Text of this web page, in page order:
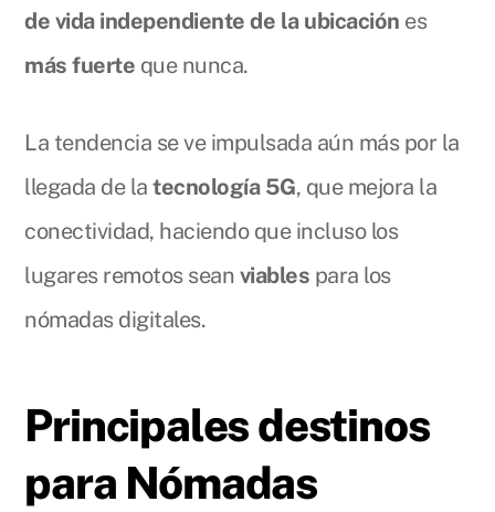
de vida independiente de la ubicación es
más fuerte que nunca.
La tendencia se ve impulsada aún más por la
llegada de latecnología 5G, que mejora la
conectividad, haciendo que incluso los
lugares remotos sean viables para los
nómadas digitales.
Principales destinos
para Nómadas